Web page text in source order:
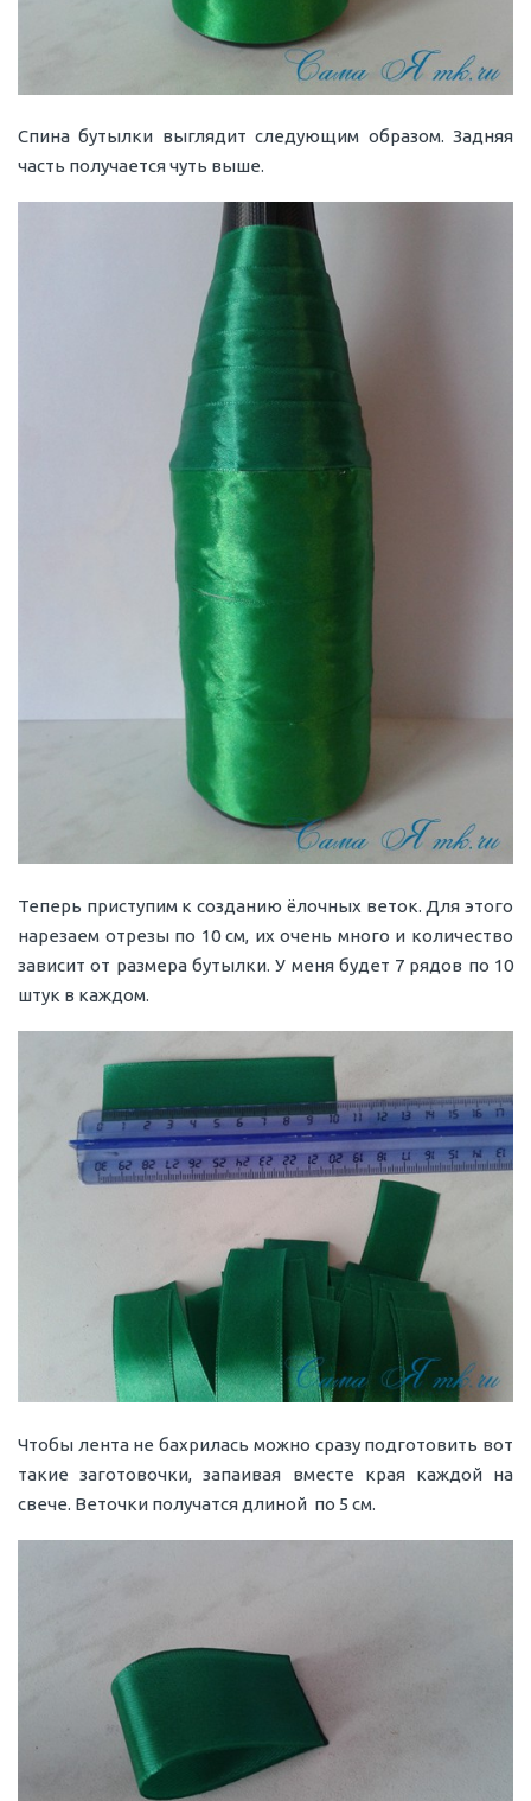
Спина бутылки выглядит следующим образом. Задняя
часть получается чуть выше.
Теперь приступим к созданию ёлочных веток. Для этого
нарезаем отрезы по 10 см, их очень много и количество
зависит от размера бутылки. У меня будет 7 рядов по 10
штук в каждом.
Чтобы лента не бахрилась можно сразу подготовить вот
такие заготовочки, запаивая вместе края каждой на
свече. Веточки получатся длиной по 5 см.